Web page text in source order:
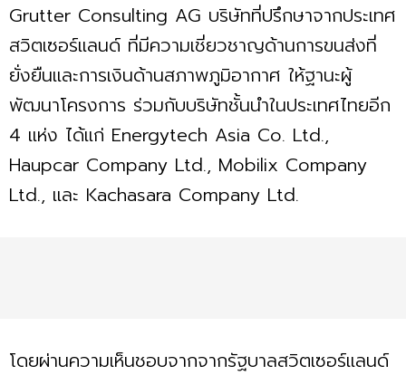
Grutter Consulting AG บริษัทที่ปรึกษาจากประเทศ
สวิตเซอร์แลนด์ ที่มีความเชี่ยวชาญด้านการขนส่งที่
ยั่งยืนและการเงินด้านสภาพภูมิอากาศ ให้ฐานะผู้
พัฒนาโครงการ ร่วมกับบริษัทชั้นนำในประเทศไทยอีก
4 แห่ง ได้แก่ Energytech Asia Co. Ltd.,
Haupcar Company Ltd., Mobilix Company
Ltd., และ Kachasara Company Ltd.
โดยผ่านความเห็นชอบจากจากรัฐบาลสวิตเซอร์แลนด์